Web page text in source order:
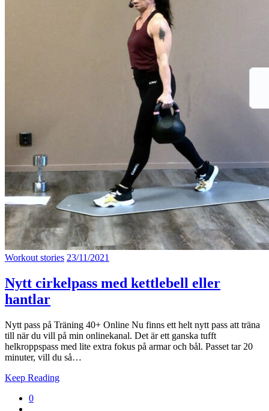
Workout stories 23/11/2021
Nytt cirkelpass med kettlebell eller
hantlar
Nytt pass på Träning 40+ Online Nu finns ett helt nytt pass att träna
till när du vill på min onlinekanal. Det är ett ganska tufft
helkroppspass med lite extra fokus på armar och bål. Passet tar 20
minuter, vill du så…
Keep Reading
0